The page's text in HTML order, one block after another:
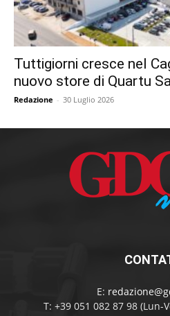
Tuttigiorni cresce nel
nuovo store di Quartu
Redazione - 30 Luglio 2026
E:
T: +39 051 082 87 98 (Lun-